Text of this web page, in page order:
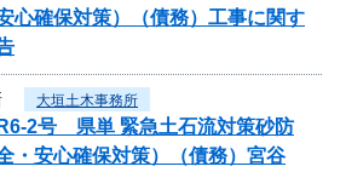
心確保対策）（債務）工事に関す
大垣土木事務所
2号 県単 緊急土石流対策砂防
・安心確保対策）（債務）宮谷